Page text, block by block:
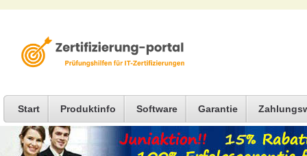
Start Produktinfo Software Garantie